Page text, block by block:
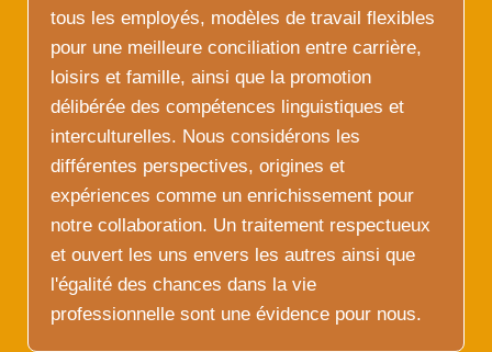
tous les employés, modèles de travail flexibles
pour une meilleure conciliation entre carrière,
loisirs et famille, ainsi que la promotion
délibérée des compétences linguistiques et
interculturelles. Nous considérons les
différentes perspectives, origines et
expériences comme un enrichissement pour
notre collaboration. Un traitement respectueux
et ouvert les uns envers les autres ainsi que
l'égalité des chances dans la vie
professionnelle sont une évidence pour nous.